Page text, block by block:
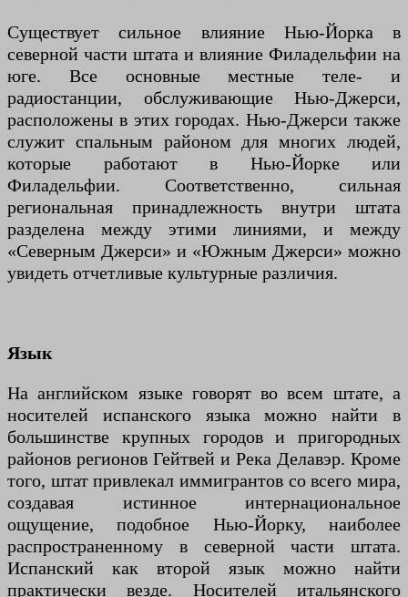
Существует сильное влияние Нью-Йорка в
северной части штата и влияние Филадельфии на
юге. Все основные местные теле- и
радиостанции, обслуживающие Нью-Джерси,
расположены в этих городах. Нью-Джерси также
служит спальным районом для многих людей,
которые работают в Нью-Йорке или
Филадельфии. Соответственно, сильная
региональная принадлежность внутри штата
разделена между этими линиями, и между
«Северным Джерси» и «Южным Джерси» можно
увидеть отчетливые культурные различия.
Язык
На английском языке говорят во всем штате, а
носителей испанского языка можно найти в
большинстве крупных городов и пригородных
районов регионов Гейтвей и Река Делавэр. Кроме
того, штат привлекал иммигрантов со всего мира,
создавая истинное интернациональное
ощущение, подобное Нью-Йорку, наиболее
распространенному в северной части штата.
Испанский как второй язык можно найти
практически везде. Носителей итальянского